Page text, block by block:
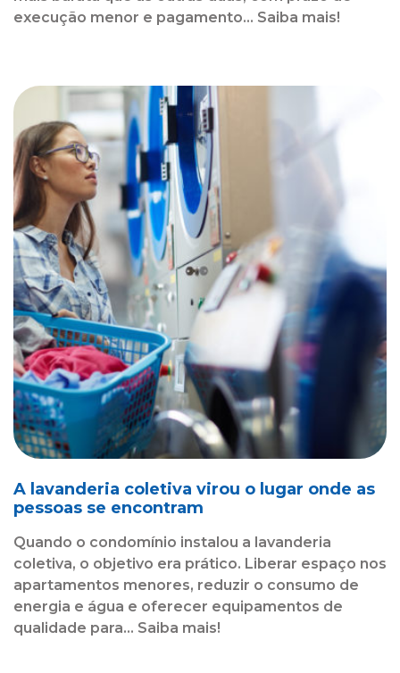
execução menor e pagamento... Saiba mais!
A lavanderia coletiva virou o lugar onde as
pessoas se encontram
Quando o condomínio instalou a lavanderia
coletiva, o objetivo era prático. Liberar espaço nos
apartamentos menores, reduzir o consumo de
energia e água e oferecer equipamentos de
qualidade para... Saiba mais!